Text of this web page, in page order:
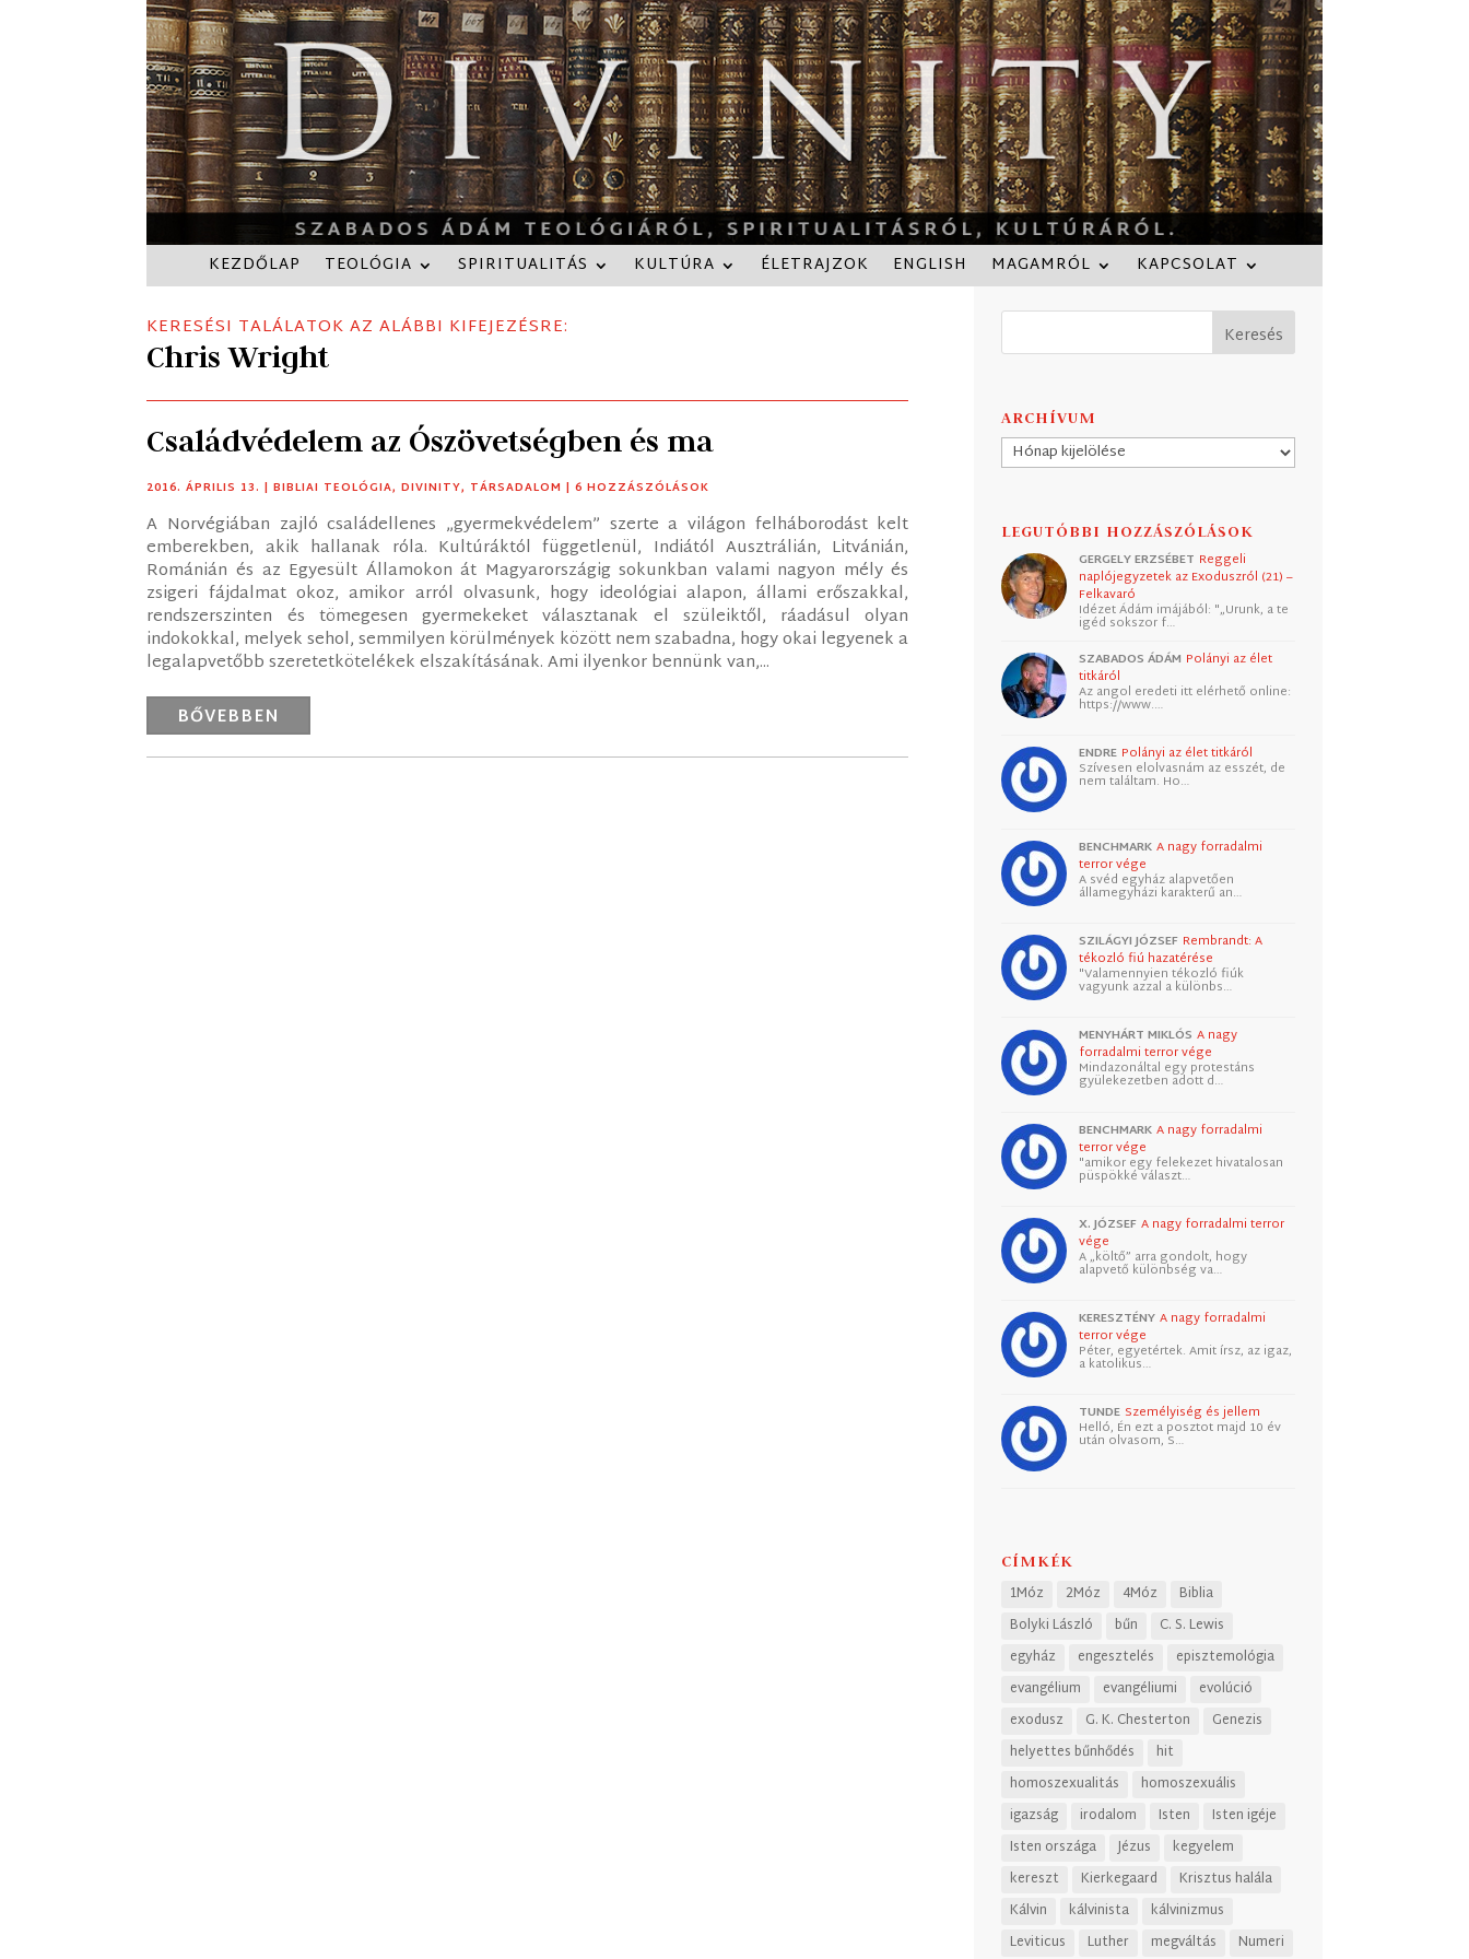
KEZDŐLAP TEOLÓGIA SPIRITUALITÁS KULTÚRA ÉLETRAJZOK ENGLISH MAGAMRÓL KAPCSOLAT
KERESÉSI TALÁLATOK AZ ALÁBBI KIFEJEZÉSRE:
Chris Wright
Családvédelem az Ószövetségben és ma
2016. ÁPRILIS 13. |BIBLIAI TEOLÓGIA,DIVINITY, TÁRSADALOM | 6 HOZZÁSZÓLÁSOK
A Norvégiában zajló családellenes „gyermekvédelem” szerte a világon felháborodást kelt
emberekben, akik hallanak róla. Kultúráktól függetlenül, Indiától Ausztrálián, Litvánián,
Románián és az Egyesült Államokon át Magyarországig sokunkban valami nagyon mély és
zsigeri fájdalmat okoz, amikor arról olvasunk, hogy ideológiai alapon, állami erőszakkal,
rendszerszinten és tömegesen gyermekeket választanak el szüleiktől, ráadásul olyan
indokokkal, melyek sehol, semmilyen körülmények között nem szabadna, hogy okai legyenek a
legalapvetőbb szeretetkötelékek elszakításának. Ami ilyenkor bennünk van,...
BŐVEBBEN
ARCHÍVUM
Archívum
LEGUTÓBBI HOZZÁSZÓLÁSOK
GERGELY ERZSÉBET Reggeli
naplójegyzetek az Exoduszról (21) –
Felkavaró
Idézet Ádám imájából: "„Urunk, a te
igéd sokszor f…
SZABADOS ÁDÁM Polányi az élet
titkáról
Az angol eredeti itt elérhető online:
https://www.…
ENDRE Polányi az élet titkáról
Szívesen elolvasnám az esszét, de
nem találtam. Ho…
BENCHMARK A nagy forradalmi
terror vége
A svéd egyház alapvetően
államegyházi karakterű an…
SZILÁGYI JÓZSEF Rembrandt: A
tékozló fiú hazatérése
"Valamennyien tékozló fiúk
vagyunk azzal a különbs…
MENYHÁRT MIKLÓS A nagy
forradalmi terror vége
Mindazonáltal egy protestáns
gyülekezetben adott d…
BENCHMARK A nagy forradalmi
terror vége
"amikor egy felekezet hivatalosan
püspökké választ…
X. JÓZSEF A nagy forradalmi terror
vége
A „költő” arra gondolt, hogy
alapvető különbség va…
KERESZTÉNY A nagy forradalmi
terror vége
Péter, egyetértek. Amit írsz, az igaz,
a katolikus…
TUNDE Személyiség és jellem
Helló, Én ezt a posztot majd 10 év
után olvasom, S…
CÍMKÉK
1Móz 2Móz 4Móz
Biblia
Bolyki László
bűn
C. S. Lewis
egyház
engesztelés
episztemológia
evangélium
evangéliumi
evolúció
exodusz
G. K. Chesterton
Genezis
helyettes bűnhődés
hit
homoszexualitás
homoszexuális
igazság
irodalom Isten
Isten igéje
Isten országa
Jézus
kegyelem
kereszt
Kierkegaard
Krisztus halála
Kálvin
kálvinista
kálvinizmus
Leviticus
Luther megváltás Numeri